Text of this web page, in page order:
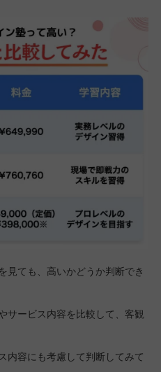
見ても、高いかどうか判断でき
サービス内容を比較して、客観
内容にも考慮して判断してみて